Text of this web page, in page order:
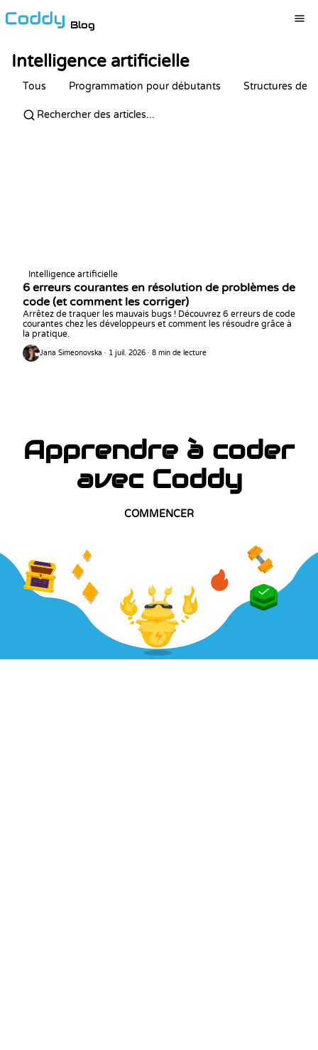
Blog
Intelligence artificielle
Tous Programmation pour débutants Structures de
Intelligence artificielle
6 erreurs courantes en résolution de problèmes de
code (et comment les corriger)
Arrêtez de traquer les mauvais bugs ! Découvrez 6 erreurs de code
courantes chez les développeurs et comment les résoudre grâce à
la pratique.
Jana Simeonovska · 1 juil. 2026 · 8 min de lecture
Apprendre à coder
avec Coddy
COMMENCER